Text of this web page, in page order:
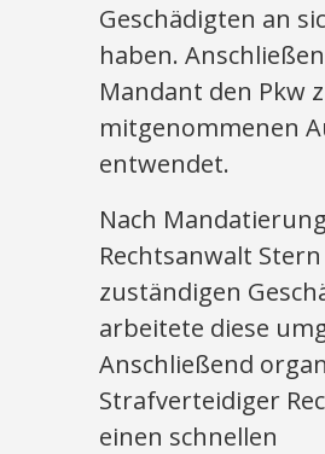
Geschädigten an
haben.
Mandant den Pkw
mitgenommenen
entwendet.
Nach
Rechtsanwalt
zuständigen
arbeitete diese
Anschließend
Strafverteidiger
einen schnellen